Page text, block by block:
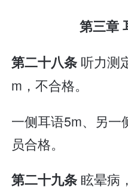
第三章
第二十八条 听力测
m，不合格。
一侧耳语5m、另一
员合格。
第二十九条 眩晕病